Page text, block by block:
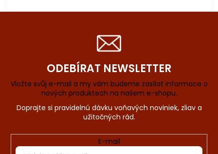
ODEBÍRAT NEWSLETTER
Vložte svůj e-mail a my vám budeme zasílat informace o
nových produktech na našem e-shopu.
E-mail